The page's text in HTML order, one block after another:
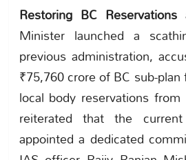
Restoring BC
Minister launched a
previous administration,
₹75,760 crore of BC sub-
local body reservations
reiterated that the
appointed a dedicated